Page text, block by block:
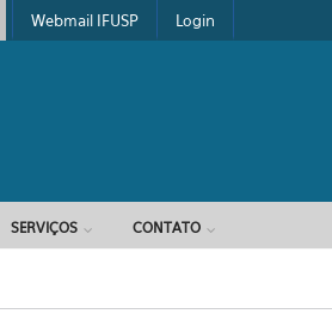
Webmail IFUSP Login
SERVIÇOS CONTATO